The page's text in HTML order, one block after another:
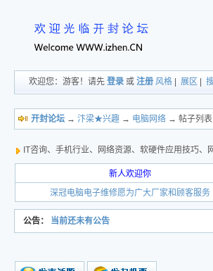
欢迎您：游客！请先登录 或注册 风格 |展区 |
开封论坛 →汴梁★兴趣 → 电脑网络 → 帖子列表
IT咨询、手机行业、网络资源、软硬件应用技巧
新人欢迎你
深冠电脑电子维修愿为广大厂家和顾客服务
公告： 当前还未有公告